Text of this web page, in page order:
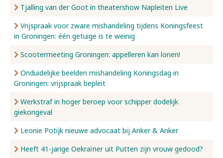
Tjalling van der Goot in theatershow Napleiten Live
Vrijspraak voor zware mishandeling tijdens Koningsfeest
in Groningen: één getuige is te weinig
Scootermeeting Groningen: appelleren kan lonen!
Onduidelijke beelden mishandeling Koningsdag in
Groningen: vrijspraak bepleit
Werkstraf in hoger beroep voor schipper dodelijk
giekongeval
Leonie Potijk nieuwe advocaat bij Anker & Anker
Heeft 41-jarige Oekraïner uit Putten zijn vrouw gedood?